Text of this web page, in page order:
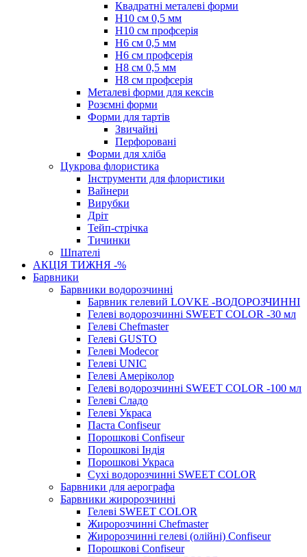
Квадратні металеві форми
Н10 см 0,5 мм
Н10 см профсерія
Н6 см 0,5 мм
Н6 см профсерія
Н8 см 0,5 мм
Н8 см профсерія
Металеві форми для кексів
Розємні форми
Форми для тартів
Звичайні
Перфоровані
Форми для хліба
Цукрова флористика
Інструменти для флористики
Вайнери
Вирубки
Дріт
Тейп-стрічка
Тичинки
Шпателі
АКЦІЯ ТИЖНЯ -%
Барвники
Барвники водорозчинні
Барвник гелевий LOVKE -ВОДОРОЗЧИННІ
Гелеві водорозчинні SWEET COLOR -30 мл
Гелеві Chefmaster
Гелеві GUSTO
Гелеві Modecor
Гелеві UNIC
Гелеві Амеріколор
Гелеві водорозчинні SWEET COLOR -100 мл
Гелеві Сладо
Гелеві Украса
Паста Confiseur
Порошкові Confiseur
Порошкові Індія
Порошкові Украса
Сухі водорозчинні SWEET COLOR
Барвники для аерографа
Барвники жиророзчинні
Гелеві SWEET COLOR
Жиророзчинні Chefmaster
Жиророзчинні гелеві (олійні) Confiseur
Порошкові Confiseur